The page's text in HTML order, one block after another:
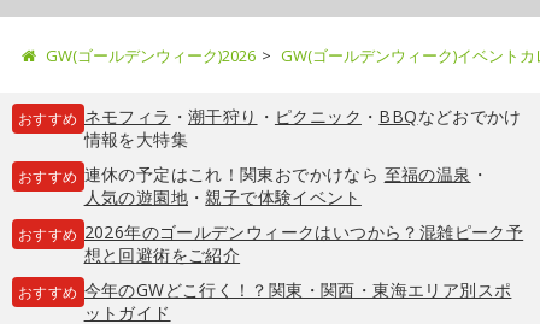
GW(ゴールデンウィーク)2026 GW(ゴールデンウィーク)イベント
おすすめ ネモフィラ ・ 潮干狩り ・ ピクニック ・ BBQなどおでかけ
情報を大特集
おすすめ 連休の予定はこれ！関東おでかけなら 至福の温泉 ・
人気の遊園地・親子で体験イベント
おすすめ 2026年のゴールデンウィークはいつから？混雑ピーク予
想と回避術をご紹介
おすすめ 今年のGWどこ行く！？関東・関西・東海エリア別スポ
ットガイド